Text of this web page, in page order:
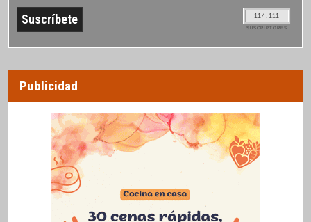
114.111
SUSCRIPTORES
Publicidad